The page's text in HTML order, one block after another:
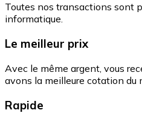
Toutes nos transactions sont
informatique.
Le meilleur prix
Avec le même argent, vous
avons la meilleure cotation du
Rapide